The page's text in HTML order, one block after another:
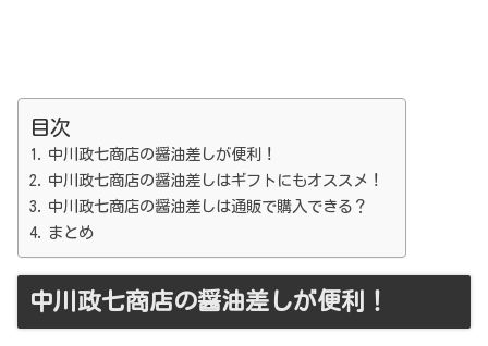
目次
中川政七商店の醤油差しが便利！
中川政七商店の醤油差しはギフトにもオススメ！
中川政七商店の醤油差しは通販で購入できる？
まとめ
中川政七商店の醤油差しが便利！